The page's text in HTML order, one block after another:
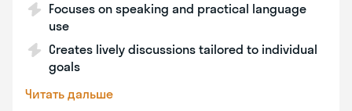
Focuses on speaking and practical language
use
Creates lively discussions tailored to individual
goals
Читать дальше